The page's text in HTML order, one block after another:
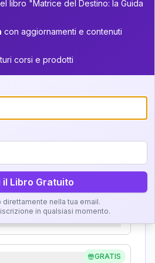
20
e
per leggere la definizione e
Figlio
GRATIS
libro "Matrice del Destino: la Guida
con aggiornamenti e contenuti
corsi e prodotti
il Libro Gratuito
direttamente nella tua email.
in qualsiasi momento.